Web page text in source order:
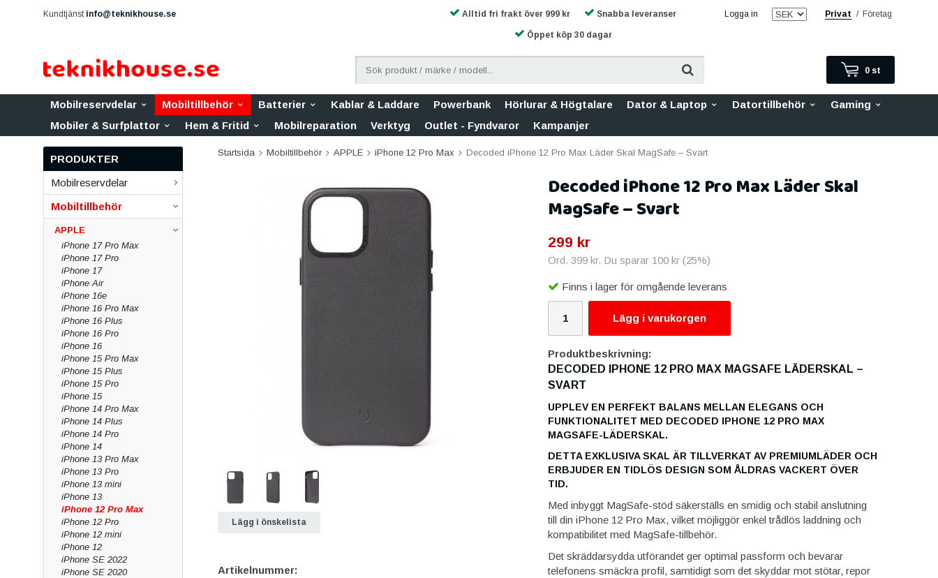
Kundtjänst info@teknikhouse.se Logga in Privat / Företag
Alltid fri frakt över 999 kr Snabba leveranser
Öppet köp 30 dagar
0 st
Mobilreservdelar Mobiltillbehör Batterier Kablar & Laddare Powerbank Hörlurar & Högtalare Dator & Laptop Datortillbehör
Gaming
Mobiler & Surfplattor
Hem & Fritid Mobilreparation Verktyg Outlet - Fyndvaror Kampanjer
PRODUKTER
Mobilreservdelar
Mobiltillbehör
APPLE
iPhone 17 Pro Max
iPhone 17 Pro
iPhone 17
iPhone Air
iPhone 16e
iPhone 16 Pro Max
iPhone 16 Plus
iPhone 16 Pro
iPhone 16
iPhone 15 Pro Max
iPhone 15 Plus
iPhone 15 Pro
iPhone 15
iPhone 14 Pro Max
iPhone 14 Plus
iPhone 14 Pro
iPhone 14
iPhone 13 Pro Max
iPhone 13 Pro
iPhone 13 mini
iPhone 13
iPhone 12 Pro Max
iPhone 12 Pro
iPhone 12 mini
iPhone 12
iPhone SE 2022
iPhone SE 2020
Startsida Mobiltillbehör APPLE iPhone 12 Pro Max Decoded iPhone 12 Pro Max Läder Skal MagSafe – Svart
Decoded iPhone 12 Pro Max Läder Skal
MagSafe – Svart
299 kr
Ord. 399 kr. Du sparar 100 kr(25%)
Finns i lager för omgående leverans
Lägg i varukorgen
Produktbeskrivning:
DECODED IPHONE 12 PRO MAX MAGSAFE LÄDERSKAL –
SVART
UPPLEV EN PERFEKT BALANS MELLAN ELEGANS OCH
FUNKTIONALITET MED DECODED IPHONE 12 PRO MAX
MAGSAFE-LÄDERSKAL.
DETTA EXKLUSIVA SKAL ÄR TILLVERKAT AV PREMIUMLÄDER OCH
ERBJUDER EN TIDLÖS DESIGN SOM ÅLDRAS VACKERT ÖVER
TID.
Med inbyggt MagSafe-stöd säkerställs en smidig och stabil anslutning
till din iPhone 12 Pro Max, vilket möjliggör enkel trådlös laddning och
kompatibilitet med MagSafe-tillbehör.
Det skräddarsydda utförandet ger optimal passform och bevarar
telefonens smäckra profil, samtidigt som det skyddar mot stötar, repor
Lägg i önskelista
Artikelnummer: